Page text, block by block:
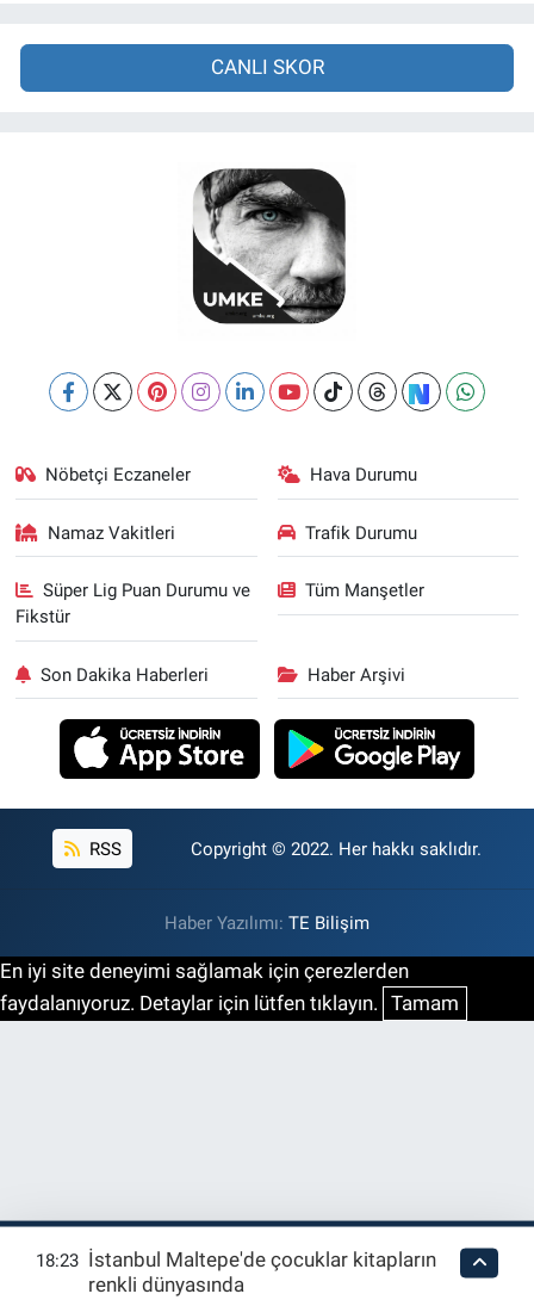
CANLI SKOR
Nöbetçi Eczaneler Hava Durumu
Namaz Vakitleri Trafik Durumu
Süper Lig Puan Durumu ve
Fikstür
Tüm Manşetler
Son Dakika Haberleri Haber Arşivi
RSS Copyright © 2022. Her hakkı saklıdır.
Haber Yazılımı: TE Bilişim
En iyi site deneyimi sağlamak için çerezlerden
faydalanıyoruz. Detaylar için lütfen tıklayın. Tamam
18:23 İstanbul Maltepe'de çocuklar kitapların
renkli dünyasında